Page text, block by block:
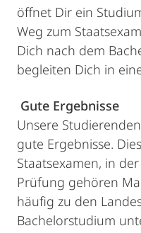
öffnet Dir ein
Weg zum
Dich nach dem
begleiten Dich in
Gute Ergebnisse
Unsere
gute Ergebnisse.
Staatsexamen, in
Prüfung gehören
häufig zu den
Bachelorstudium